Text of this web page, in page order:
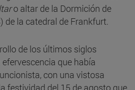
o altar de la Dormición de
de la catedral de Frankfurt.
de los últimos siglos
que había
con una vistosa
festividad del 15 de agosto que